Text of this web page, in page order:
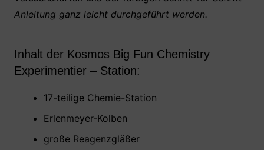
Anleitung ganz leicht durchgeführt werden.
Inhalt der Kosmos Big Fun Chemistry
Experimentier – Station:
17-teilige Chemie-Station
Erlenmeyer-Kolben
große Reagenzgläßer